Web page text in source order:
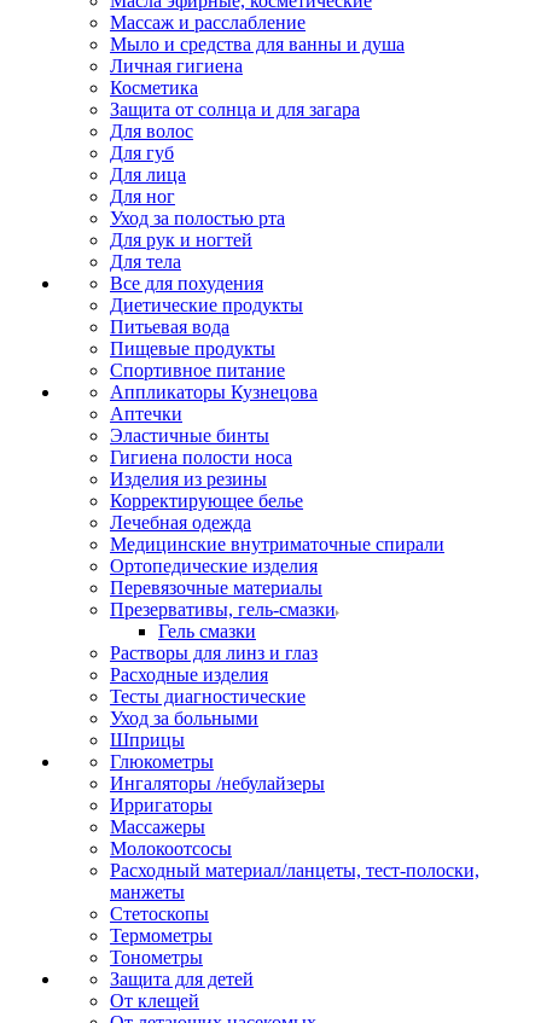
Массаж и расслабление
Мыло и средства для ванны и душа
Личная гигиена
Косметика
Защита от солнца и для загара
Для волос
Для губ
Для лица
Для ног
Уход за полостью рта
Для рук и ногтей
Для тела
Все для похудения
Диетические продукты
Питьевая вода
Пищевые продукты
Спортивное питание
Аппликаторы Кузнецова
Аптечки
Эластичные бинты
Гигиена полости носа
Изделия из резины
Корректирующее белье
Лечебная одежда
Медицинские внутриматочные спирали
Ортопедические изделия
Перевязочные материалы
Презервативы, гель-смазки
Гель смазки
Растворы для линз и глаз
Расходные изделия
Тесты диагностические
Уход за больными
Шприцы
Глюкометры
Ингаляторы /небулайзеры
Ирригаторы
Массажеры
Молокоотсосы
Расходный материал/ланцеты, тест-полоски,
манжеты
Стетоскопы
Термометры
Тонометры
Защита для детей
От клещей